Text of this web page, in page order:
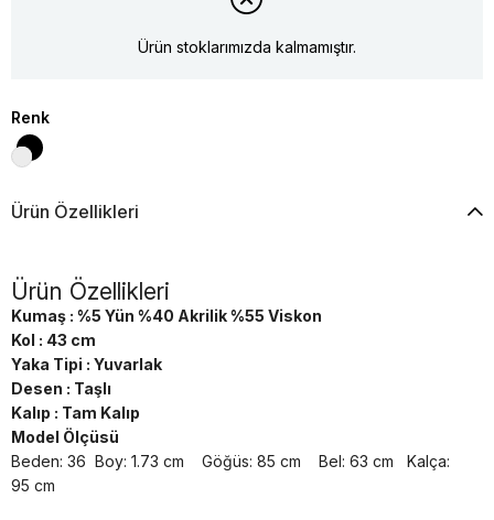
Ürün stoklarımızda kalmamıştır.
Renk
Ürün Özellikleri
Ürün Özellikleri
Kumaş : %5 Yün %40 Akrilik %55 Viskon
Kol : 43 cm
Yaka Tipi : Yuvarlak
Desen : Taşlı
Kalıp : Tam Kalıp
Model Ölçüsü
Beden: 36 Boy: 1.73 cm Göğüs: 85 cm Bel: 63 cm Kalça:
95 cm